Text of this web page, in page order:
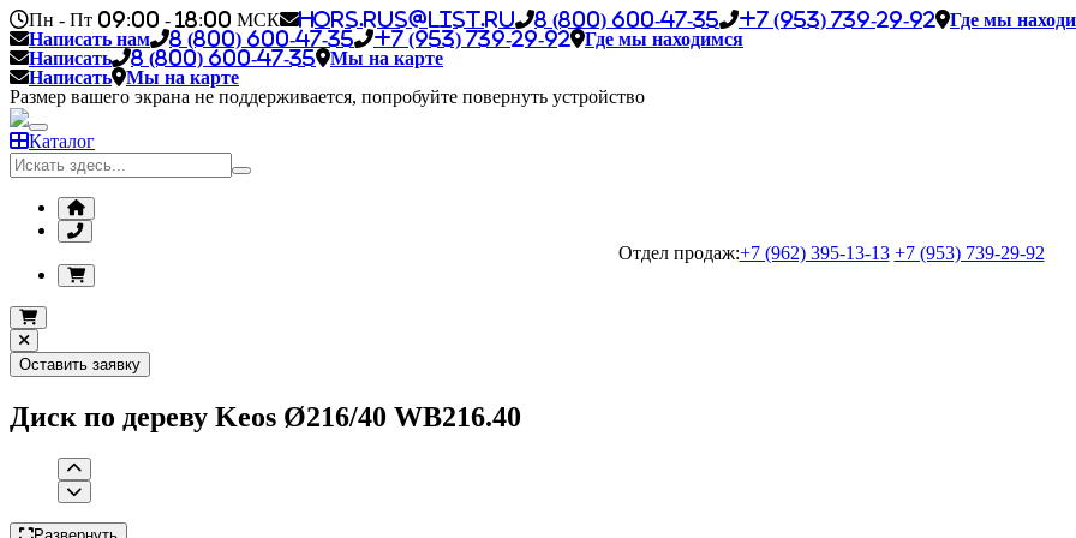
Пн - Пт 09:00 - 18:00 МСК hors.rus@list.ru 8 (800) 600-47-35 +7 (953) 739-29-92
Где мы
Написать нам
8 (800) 600-47-35 +7 (953) 739-29-92
Где мы находимся
Написать
8 (800) 600-47-35
Мы на карте
Написать
Мы на карте
Размер вашего экрана не поддерживается, попробуйте повернуть устройство
Каталог
Отдел продаж:+7 (962) 395-13-13 +7 (953) 739-29-92
Оставить заявку
Диск по дереву Keos Ø216/40 WB216.40